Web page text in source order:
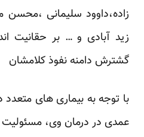
زاده،داوود سلیمانی ،محسن
زید آبادی و … بر حقانیت
گشترش دامنه نفوذ کلامشان
با توجه به بیماری های
عمدی در درمان وی، مسئولیت